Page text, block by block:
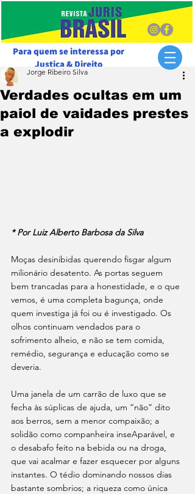
Para quem se interessa por
Justiça & Direito
Verdades ocultas em um
paiol de vaidades prestes
a explodir
Jorge Ribeiro Silva
* Por Luiz Alberto Barbosa da Silva
Moças desinibidas querendo fisgar algum
milionário desatento. As portas seguem
bem trancadas para a honestidade, e o que
vemos, é uma completa bagunça, onde
quem investiga já foi ou é investigado. Os
olhos continuam vendados para o
sofrimento alheio, e não se tem comida,
remé­dio, segurança e educação como se
deveria.
Uma janela de um carrão de luxo que se
fecha às súplicas de ajuda, um “não” dito
aos berros, sem a menor compaixão; a
solidão como companheira inseAparável, e
o desabafo feito na bebida ou na droga,
que vai acalmar e fazer esquecer por alguns
instantes. O tédio dominando nossos dias
bastante sombrios; a riqueza como única